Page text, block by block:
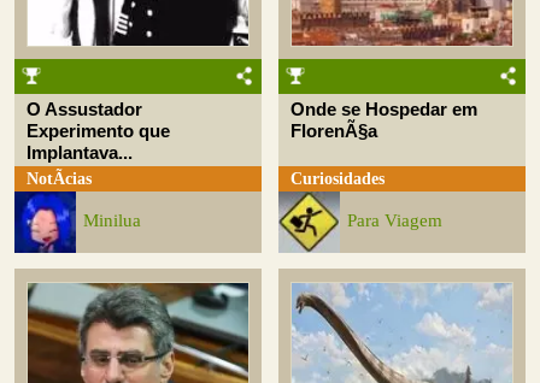
O Assustador
Experimento que
Implantava...
NotÃ­cias
Minilua
Onde se Hospedar em
FlorenÃ§a
Curiosidades
Para Viagem